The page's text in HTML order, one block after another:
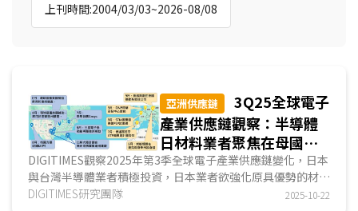
上刊時間:2004/03/03~2026-08/08
亞洲供應鏈
3Q25全球電子
產業供應鏈觀察：半導體
日材料業者聚焦在母國設
廠、台廠採多地布點 面
板業聚焦非LCD布局 電
子產品與EMS廠以東協、
DIGITIMES觀察2025年第3季全球電子產業供應鏈變化，日本
與台灣半導體業者積極投資，日本業者欲強化原具優勢的材料
領域，台灣業者投資領域則相較多元；電子零組件以P...
DIGITIMES研究團隊 2025-10-22